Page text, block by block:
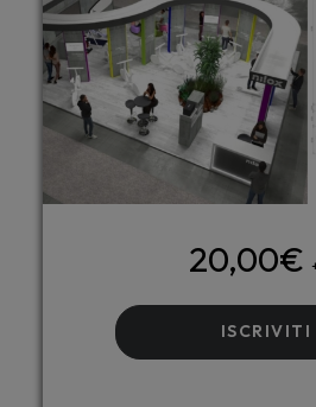
20,00€
ISCRIVITI